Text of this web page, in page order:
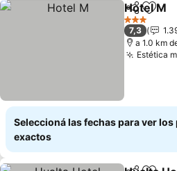
Compartir
Hotel M
3 Estrellas
7,3
a 1.0 km
Estética
Seleccioná las fechas para ver
exactos